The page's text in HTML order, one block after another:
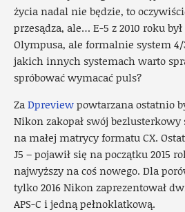
życia nadal nie będzie, to
przesądza, ale… E-5 z 2010 roku
Olympusa, ale formalnie system
jakich innych systemach warto
spróbować wymacać puls?
ZaDpreviewpowtarzana ostatnio
Nikon zakopał swój
na małej matrycy formatu CX.
J5 – pojawił się na początku 2015
najwyższy na coś nowego. Dla
tylko 2016 Nikon zaprezentował
APS-C i jedną pełnoklatkową.